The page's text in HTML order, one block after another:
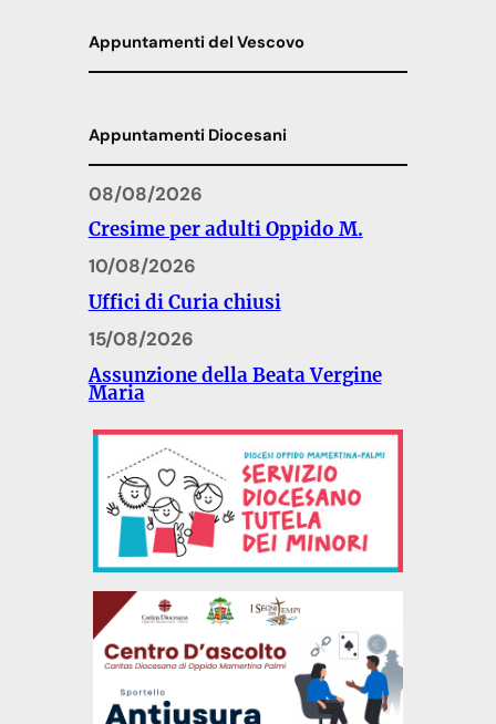
Appuntamenti del Vescovo
Appuntamenti Diocesani
08/08/2026
Cresime per adulti Oppido M.
10/08/2026
Uffici di Curia chiusi
15/08/2026
Assunzione della Beata Vergine
Maria